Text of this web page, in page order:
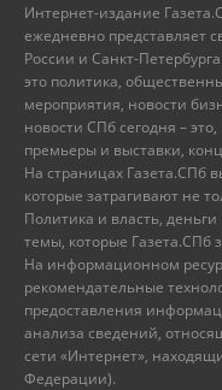
Интернет-издание
ежедневно представляет
России и Санкт-
это политика,
мероприятия, новости
новости СПб сегодня –
премьеры и выставки,
На страницах Газета.СПб
которые затрагивают не
Политика и власть,
темы, которые Газета.СПб
На информационном
рекомендательные
предоставления
анализа сведений,
сети «Интернет»,
Федерации).